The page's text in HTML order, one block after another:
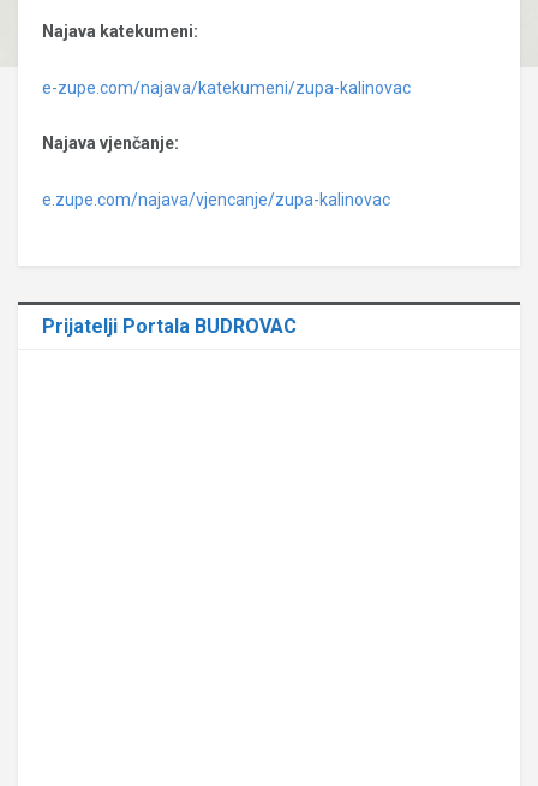
Najava katekumeni:
e-zupe.com/najava/katekumeni/zupa-kalinovac
Najava vjenčanje:
e.zupe.com/najava/vjencanje/zupa-kalinovac
Prijatelji Portala BUDROVAC